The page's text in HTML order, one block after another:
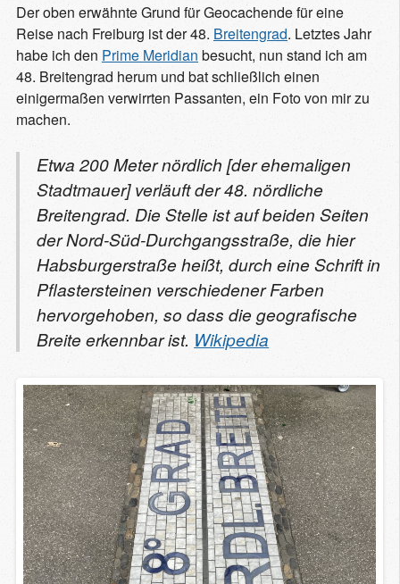
Der oben erwähnte Grund für Geocachende für eine
Reise nach Freiburg ist der 48. Breitengrad. Letztes Jahr
habe ich den Prime Meridian besucht, nun stand ich am
48. Breitengrad herum und bat schließlich einen
einigermaßen verwirrten Passanten, ein Foto von mir zu
machen.
Etwa 200 Meter nördlich [der ehemaligen
Stadtmauer] verläuft der 48. nördliche
Breitengrad. Die Stelle ist auf beiden Seiten
der Nord-Süd-Durchgangsstraße, die hier
Habsburgerstraße heißt, durch eine Schrift in
Pflastersteinen verschiedener Farben
hervorgehoben, so dass die geografische
Breite erkennbar ist. Wikipedia